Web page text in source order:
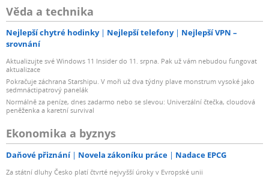
Věda a technika
Nejlepší chytré hodinky Nejlepší telefony
Nejlepší VPN –
srovnání
Aktualizujte své Windows 11 Insider do 11. srpna. Pak už vám nebudou fungovat
aktualizace
Pokračuje záchrana Starshipu. V moři už dva týdny plave monstrum vysoké jako
sedmnáctipatrový panelák
Normálně za peníze, dnes zadarmo nebo se slevou: Univerzální čtečka, cloudová
peněženka a karetní survival
Ekonomika a byznys
Daňové přiznání Novela zákoníku práce Nadace EPCG
Za státní dluhy Česko platí čtvrté nejvyšší úroky v Evropské unii